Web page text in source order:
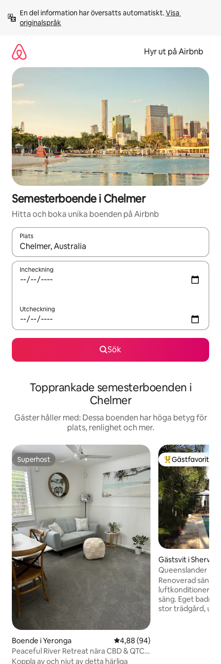
innehåll
En del information har översatts automatiskt. Visa
originalspråk
Hyr ut på Airbnb
Semesterboende i Chelmer
Hitta och boka unika boenden på Airbnb
Plats
När resultaten är tillgängliga kan du navigera med upp- och
Incheckning
Utcheckning
Sök
Topprankade semesterboenden i
Chelmer
Gäster håller med: Dessa boenden har höga betyg för
plats, renlighet och mer.
Superhost
Superhost
Boende i Yeronga 4,88 av 5 i genomsnittligt
4,88 (94)
Peaceful River Retreat nära CBD & QTC
(4)
Koppla av och njut av detta härliga
Populär
Gästfavorit
Gästsvit i
Queenslander i
Renoverad
säng. Eget
stor trädgård,